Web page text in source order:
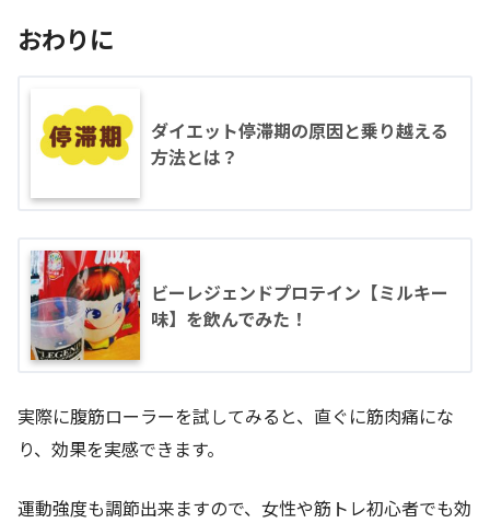
おわりに
ダイエット停滞期の原因と乗り越える
方法とは？
ビーレジェンドプロテイン【ミルキー
味】を飲んでみた！
実際に腹筋ローラーを試してみると、直ぐに筋肉痛にな
り、効果を実感できます。
運動強度も調節出来ますので、女性や筋トレ初心者でも効